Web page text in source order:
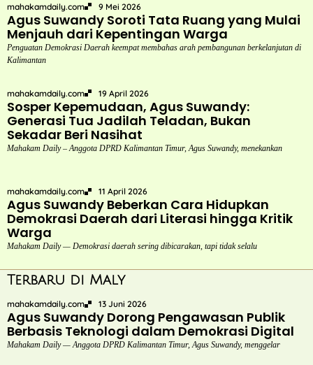
mahakamdaily.com 9 Mei 2026
Agus Suwandy Soroti Tata Ruang yang Mulai
Menjauh dari Kepentingan Warga
Penguatan Demokrasi Daerah keempat membahas arah pembangunan berkelanjutan di
Kalimantan
mahakamdaily.com 19 April 2026
Sosper Kepemudaan, Agus Suwandy:
Generasi Tua Jadilah Teladan, Bukan
Sekadar Beri Nasihat
Mahakam Daily – Anggota DPRD Kalimantan Timur, Agus Suwandy, menekankan
mahakamdaily.com 11 April 2026
Agus Suwandy Beberkan Cara Hidupkan
Demokrasi Daerah dari Literasi hingga Kritik
Warga
Mahakam Daily — Demokrasi daerah sering dibicarakan, tapi tidak selalu
Terbaru di Maly
mahakamdaily.com 13 Juni 2026
Agus Suwandy Dorong Pengawasan Publik
Berbasis Teknologi dalam Demokrasi Digital
Mahakam Daily — Anggota DPRD Kalimantan Timur, Agus Suwandy, menggelar